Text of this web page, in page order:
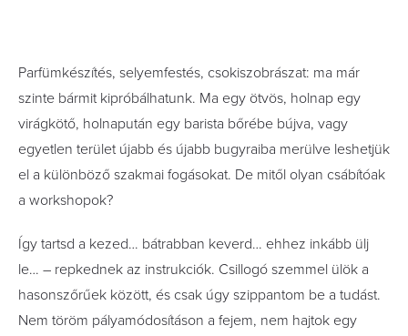
Parfümkészítés, selyemfestés, csokiszobrászat: ma már
szinte bármit kipróbálhatunk. Ma egy ötvös, holnap egy
virágkötő, holnapután egy barista bőrébe bújva, vagy
egyetlen terület újabb és újabb bugyraiba merülve leshetjük
el a különböző szakmai fogásokat. De mitől olyan csábítóak
a workshopok?
Így tartsd a kezed… bátrabban keverd… ehhez inkább ülj
le… – repkednek az instrukciók. Csillogó szemmel ülök a
hasonszőrűek között, és csak úgy szippantom be a tudást.
Nem töröm pályamódosításon a fejem, nem hajtok egy